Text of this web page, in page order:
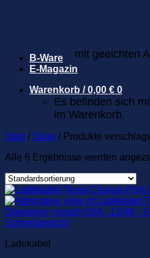
mit geeichten
B-Ware
E-Magazin
Warenkorb /0,00 € 0
Es befinden sich
im Warenkorb.
Start / Shop /Produkte
Alle 6 Ergebnisse werden
Schnellansicht
Ladekabel